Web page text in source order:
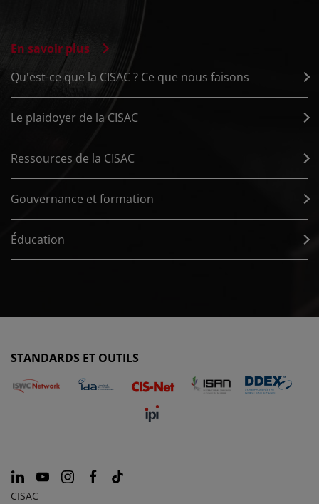
En savoir plus
Qu'est-ce que la CISAC ? Ce que nous faisons
Le plaidoyer de la CISAC
Ressources de la CISAC
Gouvernance et formation
Éducation
STANDARDS ET OUTILS
CISAC